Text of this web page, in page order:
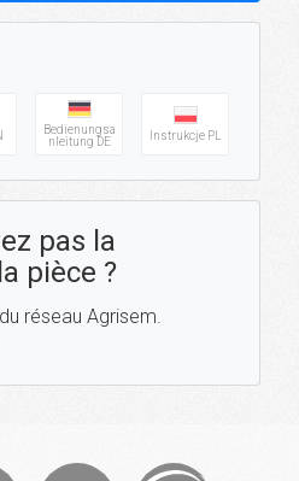
Bedienungsa
nleitung DE
Instrukcje PL
pas la
pièce ?
réseau Agrisem.